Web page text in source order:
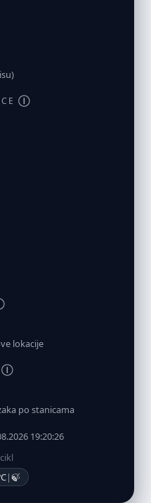
Ⓘ
lokacije
Ⓘ
po stanicama
19:20:26
|🍃